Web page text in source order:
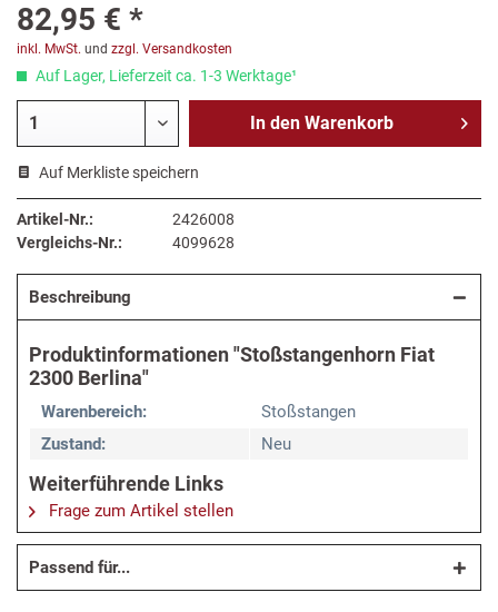
82,95 € *
inkl. MwSt. und zzgl. Versandkosten
Auf Lager, Lieferzeit ca. 1-3 Werktage¹
In den Warenkorb
Auf Merkliste speichern
Artikel-Nr.:
2426008
Vergleichs-Nr.:
4099628
Beschreibung
Produktinformationen "Stoßstangenhorn Fiat
2300 Berlina"
Warenbereich:
Stoßstangen
Zustand:
Neu
Weiterführende Links
Frage zum Artikel stellen
Passend für...